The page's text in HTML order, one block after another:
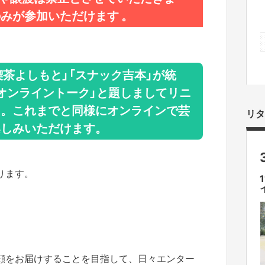
が参加いただけます 。
よしもと」「スナック吉本」が統
ンライントーク」と題しましてリニ
これまでと同様にオンラインで芸
みいただけます。
す。
お届けすることを目指して、日々エンター
リ